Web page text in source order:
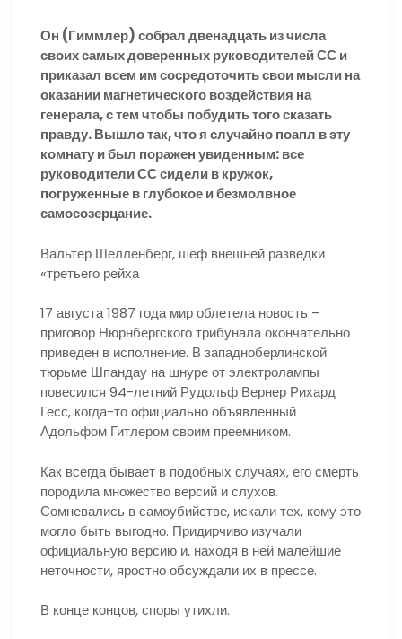
Он (Гиммлер) собрал двенадцать из числа
своих самых доверенных руководителей СС и
приказал всем им сосредоточить свои мысли на
оказании магнетического воздействия на
генерала, с тем чтобы побудить того сказать
правду. Вышло так, что я случайно поапл в эту
комнату и был поражен увиденным: все
руководители СС сидели в кружок,
погруженные в глубокое и безмолвное
самосозерцание.
Вальтер Шелленберг, шеф внешней разведки
«третьего рейха
17 августа 1987 года мир облетела новость –
приговор Нюрнбергского трибунала окончательно
приведен в исполнение. В западноберлинской
тюрьме Шпандау на шнуре от электролампы
повесился 94-летний Рудольф Вернер Рихард
Гесс, когда-то официально объявленный
Адольфом Гитлером своим преемником.
Как всегда бывает в подобных случаях, его смерть
породила множество версий и слухов.
Сомневались в самоубийстве, искали тех, кому это
могло быть выгодно. Придирчиво изучали
официальную версию и, находя в ней малейшие
неточности, яростно обсуждали их в прессе.
В конце концов, споры утихли.